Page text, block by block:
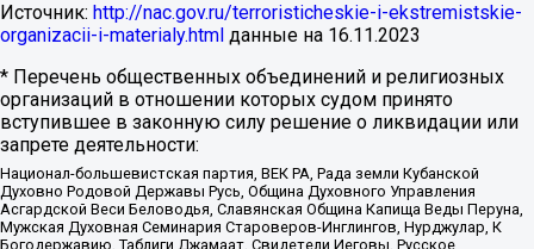
Источник: http://nac.gov.ru/terroristicheskie-i-ekstremistskie-
organizacii-i-materialy.html данные на 16.11.2023
* Перечень общественных объединений и религиозных
организаций в отношении которых судом принято
вступившее в законную силу решение о ликвидации или
запрете деятельности:
Национал-большевистская партия, ВЕК РА, Рада земли Кубанской
Духовно Родовой Державы Русь, Община Духовного Управления
Асгардской Веси Беловодья, Славянская Община Капища Веды Перуна,
Мужская Духовная Семинария Староверов-Инглингов, Нурджулар, К
Богодержавию, Таблиги Джамаат, Свидетели Иеговы, Русское